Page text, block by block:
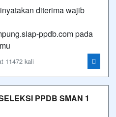
diterima wajib
ppdb.com pada
11472 kali
PPDB SMAN 1